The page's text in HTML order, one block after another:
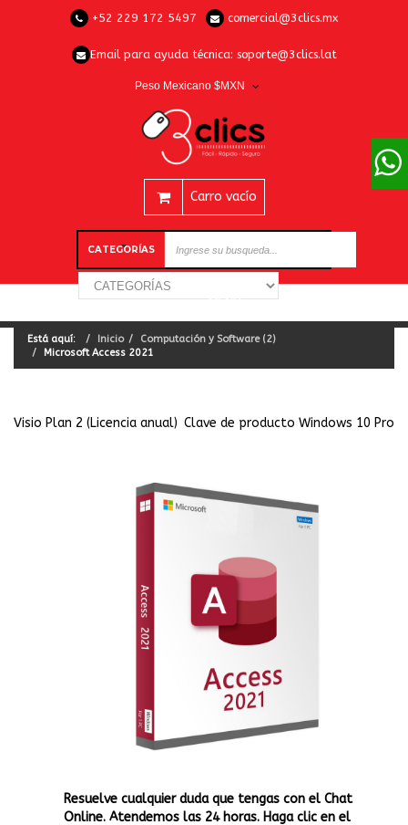
+52 229 172 5497 comercial@3clics.mx
Email para ayuda técnica: soporte@3clics.lat
Peso Mexicano $MXN
Carro vacío
CATEGORÍAS
Está aquí: Inicio
Computación y Software (2)
Microsoft Access 2021
Visio Plan 2 (Licencia anual) Clave de producto Windows 10 Pro
Resuelve cualquier duda que tengas con el Chat
Online. Atendemos las 24 horas. Haga clic en el